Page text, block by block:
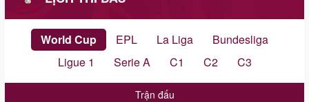
World Cup EPL La Liga
Bundesliga
Ligue 1
Serie A C1 C2 C3
Trận đấu